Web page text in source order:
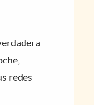
redes